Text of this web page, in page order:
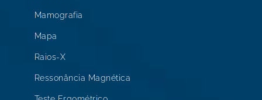
Mamografia
Mapa
Raios-X
Ressonância Magnética